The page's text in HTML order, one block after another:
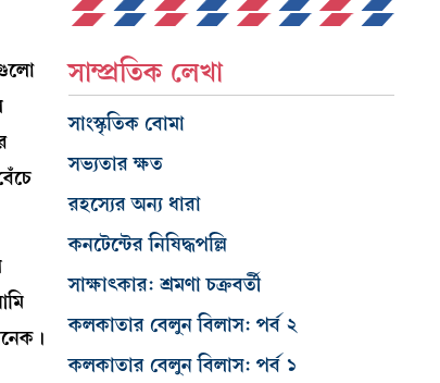
সাম্প্রতিক লেখা
সাংস্কৃতিক বোমা
সভ্যতার ক্ষত
রহস্যের অন্য ধারা
কনটেন্টের নিষিদ্ধপল্লি
সাক্ষাৎকার: শ্রমণা চক্রবর্তী
কলকাতার বেলুন বিলাস: পর্ব ২
কলকাতার বেলুন বিলাস: পর্ব ১